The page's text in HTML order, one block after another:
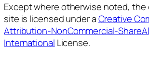
Except where otherwise noted,
site is licensed under aCreative
Attribution-NonCommercial-
International License.